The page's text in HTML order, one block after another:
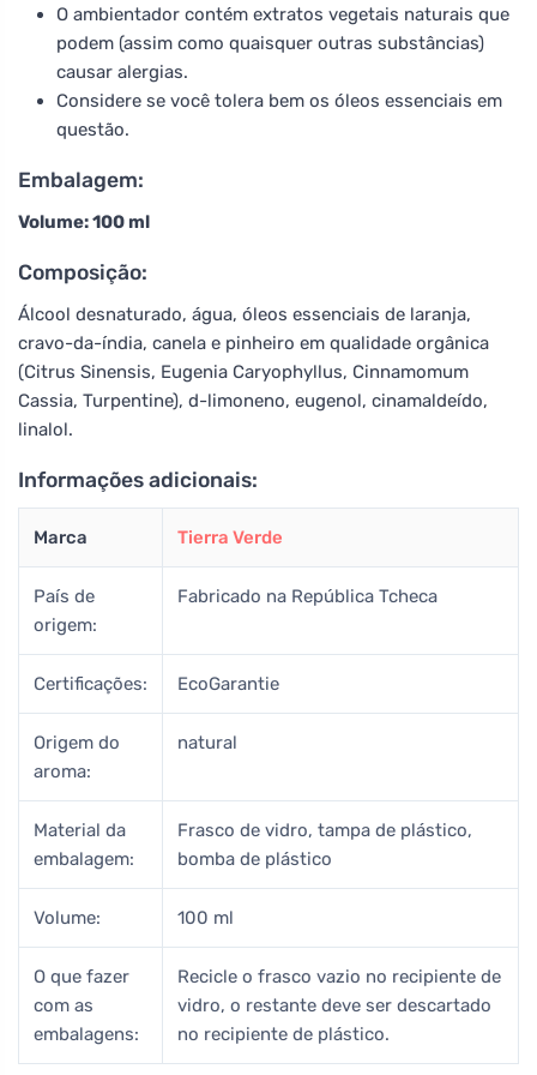
O ambientador contém extratos vegetais naturais que
podem (assim como quaisquer outras substâncias)
causar alergias.
Considere se você tolera bem os óleos essenciais em
questão.
Embalagem:
Volume: 100 ml
Composição:
Álcool desnaturado, água, óleos essenciais de laranja,
cravo-da-índia, canela e pinheiro em qualidade orgânica
(Citrus Sinensis, Eugenia Caryophyllus, Cinnamomum
Cassia, Turpentine), d-limoneno, eugenol, cinamaldeído,
linalol.
Informações adicionais:
Marca Tierra Verde
País de
origem:
Fabricado na República Tcheca
Certificações: EcoGarantie
Origem do
aroma:
natural
Material da
embalagem:
Frasco de vidro, tampa de plástico,
bomba de plástico
Volume: 100 ml
O que fazer
com as
embalagens:
Recicle o frasco vazio no recipiente de
vidro, o restante deve ser descartado
no recipiente de plástico.